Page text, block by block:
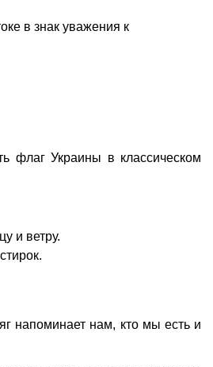
в знак уважения к
флаг Украины в классическом
и ветру.
напоминает нам, кто мы есть и